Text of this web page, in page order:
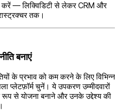
करें — लिक्विडिटी से लेकर CRM और
तक।
बनाएं
के प्रभाव को कम करने के लिए विभिन्न
प्लेटफ़ॉर्म चुनें। ये उपकरण उम्मीदवारों
से योजना बनाने और उनके उद्देश्य की